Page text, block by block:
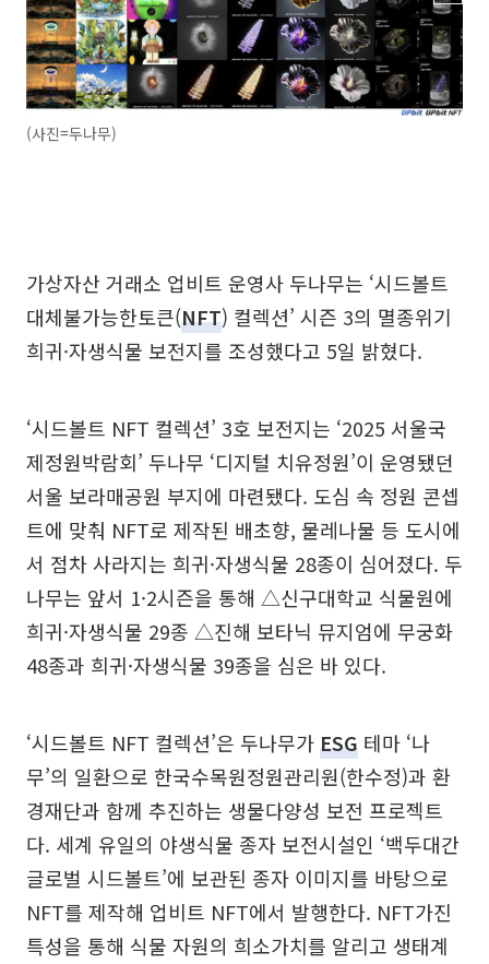
(사진=두나무)
가상자산 거래소 업비트 운영사 두나무는 ‘시드볼트
대체불가능한토큰(NFT) 컬렉션’ 시즌 3의 멸종위기
희귀·자생식물 보전지를 조성했다고 5일 밝혔다.
‘시드볼트 NFT 컬렉션’ 3호 보전지는 ‘2025 서울국
제정원박람회’ 두나무 ‘디지털 치유정원’이 운영됐던
서울 보라매공원 부지에 마련됐다. 도심 속 정원 콘셉
트에 맞춰 NFT로 제작된 배초향, 물레나물 등 도시에
서 점차 사라지는 희귀·자생식물 28종이 심어졌다. 두
나무는 앞서 1·2시즌을 통해 △신구대학교 식물원에
희귀·자생식물 29종 △진해 보타닉 뮤지엄에 무궁화
48종과 희귀·자생식물 39종을 심은 바 있다.
‘시드볼트 NFT 컬렉션’은 두나무가ESG 테마 ‘나
무’의 일환으로 한국수목원정원관리원(한수정)과 환
경재단과 함께 추진하는 생물다양성 보전 프로젝트
다. 세계 유일의 야생식물 종자 보전시설인 ‘백두대간
글로벌 시드볼트’에 보관된 종자 이미지를 바탕으로
NFT를 제작해 업비트 NFT에서 발행한다. NFT가진
특성을 통해 식물 자원의 희소가치를 알리고 생태계